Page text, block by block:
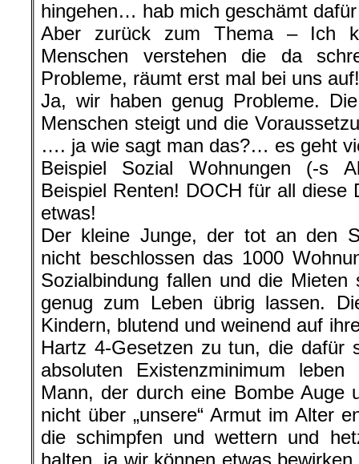
hingehen… hab mich geschämt
Aber zurück zum Thema – Ich
Menschen verstehen die da
Probleme, räumt erst mal bei uns
Ja, wir haben genug Probleme.
Menschen steigt und die
…. ja wie sagt man das?… es geht
Beispiel Sozial Wohnungen (-s
Beispiel Renten! DOCH für all diese
etwas!
Der kleine Junge, der tot an den
nicht beschlossen das 1000
Sozialbindung fallen und die
genug zum Leben übrig lassen.
Kindern, blutend und weinend auf
Hartz 4-Gesetzen zu tun, die dafür
absoluten Existenzminimum
Mann, der durch eine Bombe Auge
nicht über „unsere“ Armut im Alter
die schimpfen und wettern und
halten, ja wir können etwas